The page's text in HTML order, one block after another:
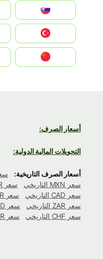
أسعار الصرف:
التحويلات المالية الدولية:
أسعار الصرف التاريخية: سعر AUD التاريخي
سعر MXN التاريخي
سعر EUR التاريخي
سعر CAD التاريخي
سعر INR التاريخي
سعر ZAR التاريخي
سعر SGD التاريخي
سعر CHF التاريخي
سعر IDR التاريخي